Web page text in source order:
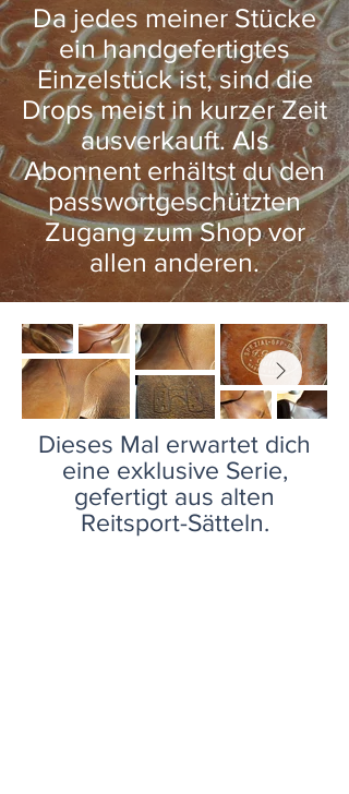
Da jedes meiner Stücke
ein handgefertigtes
Einzelstück ist, sind die
Drops meist in kurzer Zeit
ausverkauft. Als
Abonnent erhältst du den
passwortgeschützten
Zugang zum Shop vor
allen anderen.
Dieses Mal erwartet dich
eine exklusive Serie,
gefertigt aus alten
Reitsport-Sätteln.